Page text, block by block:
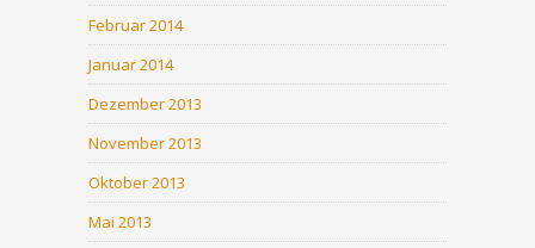
Februar 2014
Januar 2014
Dezember 2013
November 2013
Oktober 2013
Mai 2013